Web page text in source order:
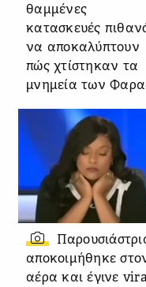
θαμμένες
κατασκευές
να αποκαλύπτουν
πώς χτίστηκαν τα
μνημεία των
αποκοιμήθηκε
αέρα και έγινε